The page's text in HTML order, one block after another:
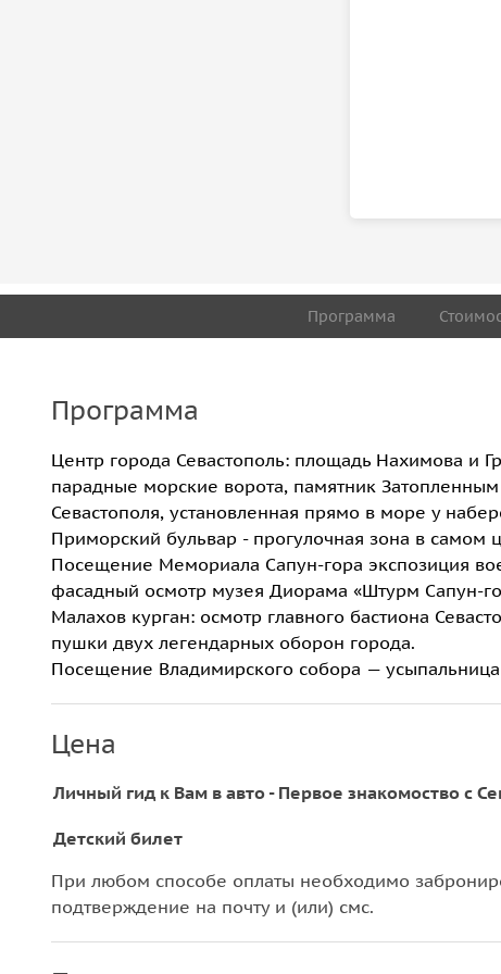
Программа
Программа
Центр города Севастополь: площадь Нахимова и
парадные морские ворота, памятник Затопленным
Севастополя, установленная прямо в море у
Приморский бульвар - прогулочная зона в самом
Посещение Мемориала Сапун-гора экспозиция
фасадный осмотр музея Диорама «Штурм Сапун-
Малахов курган: осмотр главного бастиона
пушки двух легендарных оборон города.
Посещение Владимирского собора —
Цена
Личный гид к Вам в авто - Первое знакомоство с
Детский билет
При любом способе оплаты необходимо
подтверждение на почту и (или) смс.